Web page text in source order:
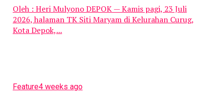
Oleh : Heri Mulyono DEPOK — Kamis pagi, 23 Juli
2026, halaman TK Siti Maryam di Kelurahan Curug,
Kota Depok,...
Feature4 weeks ago